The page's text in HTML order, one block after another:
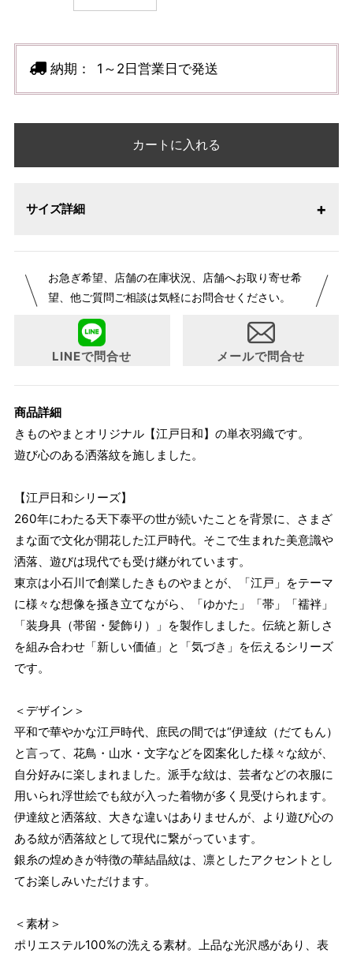
納期： 1～2日営業日で発送
カートに入れる
サイズ詳細
お急ぎ希望、店舗の在庫状況、店舗へお取り寄せ希
望、他ご質問ご相談は気軽にお問合せください。
LINEで問合せ メールで問合せ
商品詳細
きものやまとオリジナル【江戸日和】の単衣羽織です。
遊び心のある洒落紋を施しました。
【江戸日和シリーズ】
260年にわたる天下泰平の世が続いたことを背景に、さまざ
まな面で文化が開花した江戸時代。そこで生まれた美意識や
洒落、遊びは現代でも受け継がれています。
東京は小石川で創業したきものやまとが、「江戸」をテーマ
に様々な想像を掻き立てながら、「ゆかた」「帯」「襦袢」
「装身具（帯留・髪飾り）」を製作しました。伝統と新しさ
を組み合わせ「新しい価値」と「気づき」を伝えるシリーズ
です。
＜デザイン＞
平和で華やかな江戸時代、庶民の間では“伊達紋（だてもん）
と言って、花鳥・山水・文字などを図案化した様々な紋が、
自分好みに楽しまれました。派手な紋は、芸者などの衣服に
用いられ浮世絵でも紋が入った着物が多く見受けられます。
伊達紋と洒落紋、大きな違いはありませんが、より遊び心の
ある紋が洒落紋として現代に繋がっています。
銀糸の煌めきが特徴の華結晶紋は、凛としたアクセントとし
てお楽しみいただけます。
＜素材＞
ポリエステル100%の洗える素材。上品な光沢感があり、表